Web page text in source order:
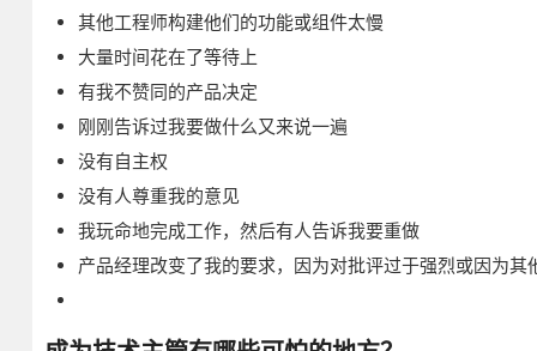
其他工程师构建他们的功能或组件太慢
大量时间花在了等待上
有我不赞同的产品决定
刚刚告诉过我要做什么又来说一遍
没有自主权
没有人尊重我的意见
我玩命地完成工作，然后有人告诉我要重做
产品经理改变了我的要求，因为对批评过于强烈或因为其